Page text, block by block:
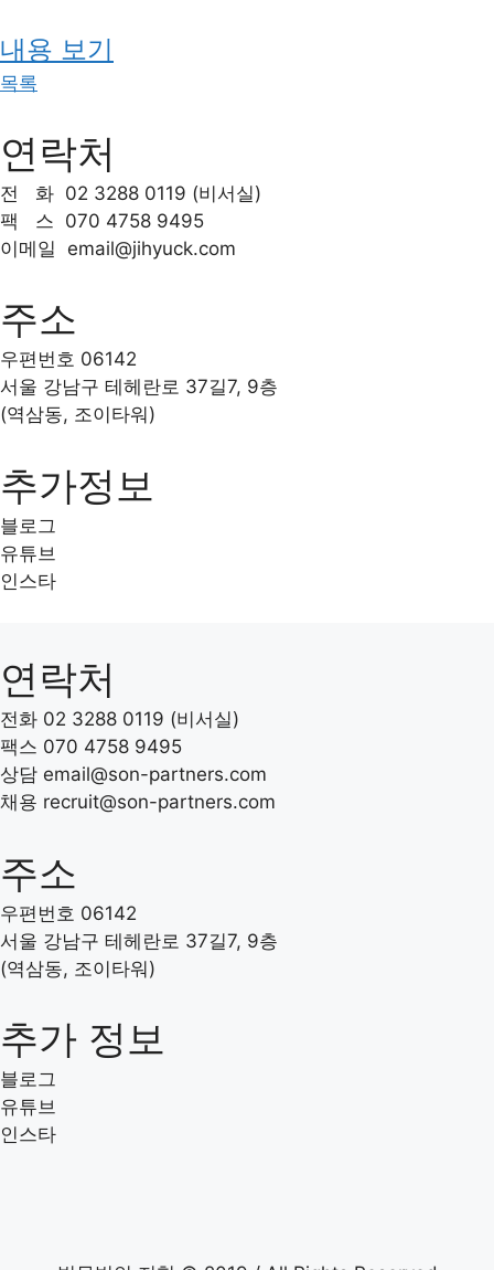
내용 보기
목록
연락처
전 화 02 3288 0119 (비서실)
팩 스 070 4758 9495
이메일 email@jihyuck.com
주소
우편번호 06142
서울 강남구 테헤란로 37길7, 9층
(역삼동, 조이타워)
추가정보
블로그
유튜브
인스타
연락처
전화 02 3288 0119 (비서실)
팩스 070 4758 9495
상담 email@son-partners.com
채용 recruit@son-partners.com
주소
우편번호 06142
서울 강남구 테헤란로 37길7, 9층
(역삼동, 조이타워)
추가 정보
블로그
유튜브
인스타